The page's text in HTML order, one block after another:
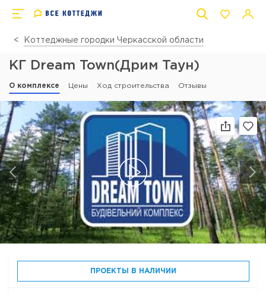
Коттеджные городки Черкасской области
КГ Dream Town(Дрим Таун)
О комплексе Цены Ход строительства Отзывы
ПРОЕКТЫ В НАЛИЧИИ